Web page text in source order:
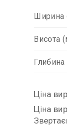
Ширина
Висота
Ціна
Ціна